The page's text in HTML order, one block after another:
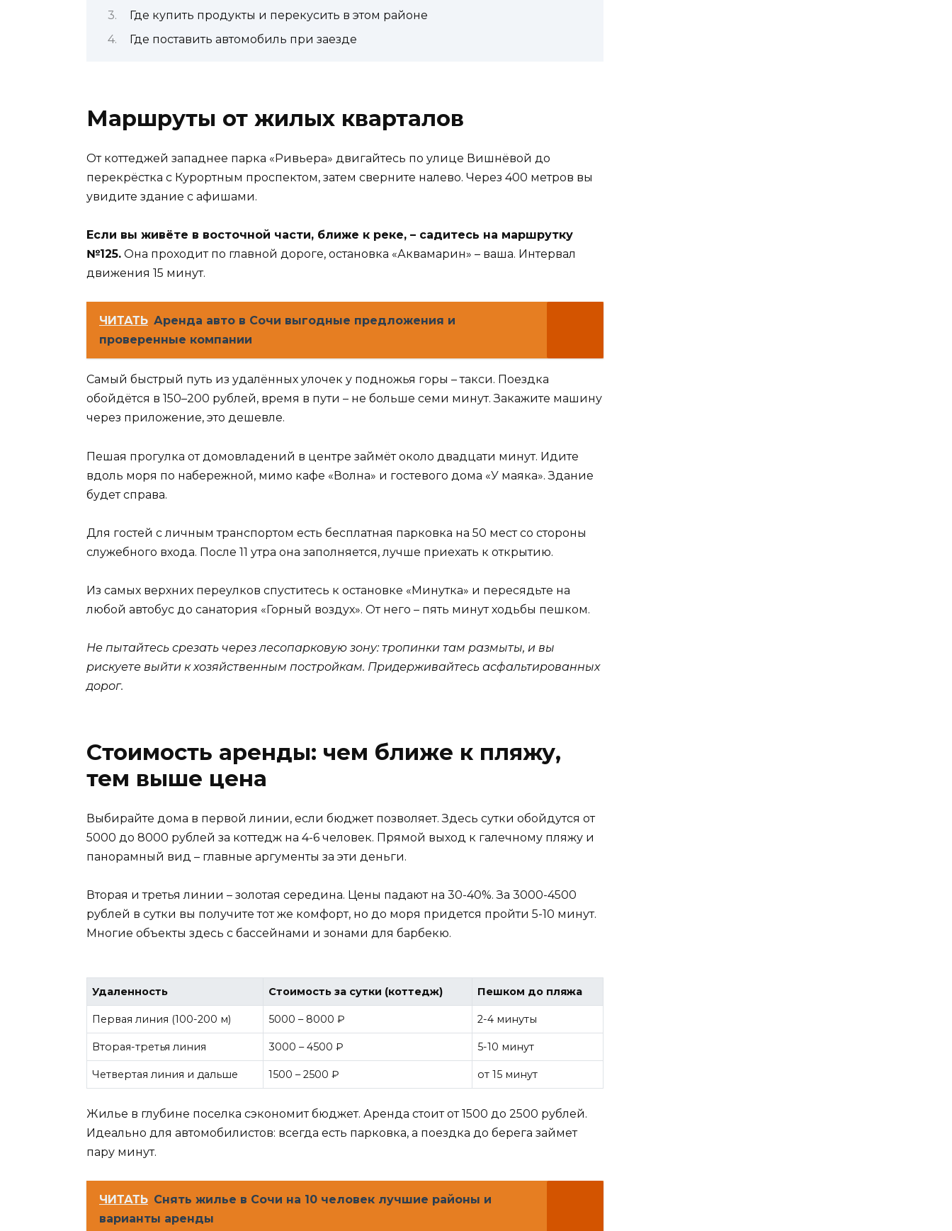
Где купить продукты и перекусить в этом районе
Где поставить автомобиль при заезде
Маршруты от жилых кварталов
От коттеджей западнее парка «Ривьера» двигайтесь по улице Вишнёвой до
перекрёстка с Курортным проспектом, затем сверните налево. Через 400 метров вы
увидите здание с афишами.
Если вы живёте в восточной части, ближе к реке, – садитесь на маршрутку
№125. Она проходит по главной дороге, остановка «Аквамарин» – ваша. Интервал
движения 15 минут.
ЧИТАТЬ Аренда авто в Сочи выгодные предложения и
проверенные компании
Самый быстрый путь из удалённых улочек у подножья горы – такси. Поездка
обойдётся в 150–200 рублей, время в пути – не больше семи минут. Закажите машину
через приложение, это дешевле.
Пешая прогулка от домовладений в центре займёт около двадцати минут. Идите
вдоль моря по набережной, мимо кафе «Волна» и гостевого дома «У маяка». Здание
будет справа.
Для гостей с личным транспортом есть бесплатная парковка на 50 мест со стороны
служебного входа. После 11 утра она заполняется, лучше приехать к открытию.
Из самых верхних переулков спуститесь к остановке «Минутка» и пересядьте на
любой автобус до санатория «Горный воздух». От него – пять минут ходьбы пешком.
Не пытайтесь срезать через лесопарковую зону: тропинки там размыты, и вы
рискуете выйти к хозяйственным постройкам. Придерживайтесь асфальтированных
дорог.
Стоимость аренды: чем ближе к пляжу,
тем выше цена
Выбирайте дома в первой линии, если бюджет позволяет. Здесь сутки обойдутся от
5000 до 8000 рублей за коттедж на 4-6 человек. Прямой выход к галечному пляжу и
панорамный вид – главные аргументы за эти деньги.
Вторая и третья линии – золотая середина. Цены падают на 30-40%. За 3000-4500
рублей в сутки вы получите тот же комфорт, но до моря придется пройти 5-10 минут.
Многие объекты здесь с бассейнами и зонами для барбекю.
Удаленность Стоимость за сутки (коттедж) Пешком до пляжа
Первая линия (100-200 м) 5000 – 8000 ₽ 2-4 минуты
Вторая-третья линия 3000 – 4500 ₽ 5-10 минут
Четвертая линия и дальше 1500 – 2500 ₽ от 15 минут
Жилье в глубине поселка сэкономит бюджет. Аренда стоит от 1500 до 2500 рублей.
Идеально для автомобилистов: всегда есть парковка, а поездка до берега займет
пару минут.
ЧИТАТЬ Снять жилье в Сочи на 10 человек лучшие районы и
варианты аренды